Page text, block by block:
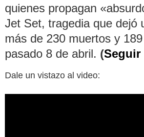
quienes propagan
Jet Set, tragedia que dejó
más de 230 muertos y
pasado 8 de abril. (
Dale un vistazo al video: